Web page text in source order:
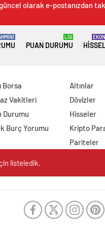
olarak e-postanızdan
PUAN DURUMU
LİG
Borsa
Vakitleri
Durumu
Burç Yorumu
Altınlar
Dövizler
Hisseler
Kripto
Pariteler
listeledik.